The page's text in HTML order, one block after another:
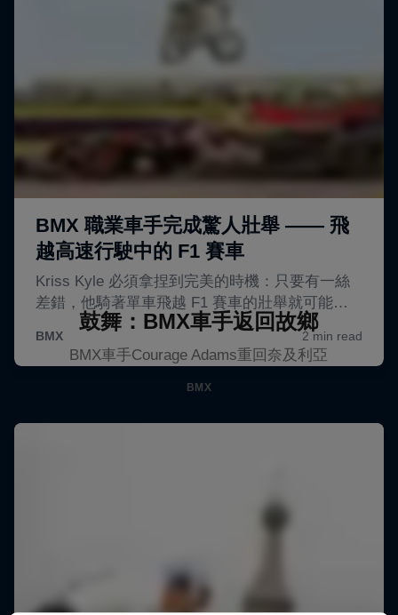
鼓舞：BMX車手返回故鄉
BMX車手Courage Adams重回奈及利亞
BMX